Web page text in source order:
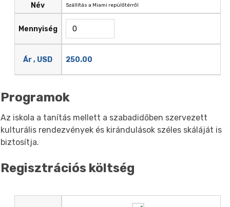
Név
Mennyiség
Ár , USD
Szállítás a Miami repülőtérről
250.00
Programok
Az iskola a tanítás mellett a szabadidőben szervezett
kulturális rendezvények és kirándulások széles skáláját is
biztosítja.
Regisztrációs költség